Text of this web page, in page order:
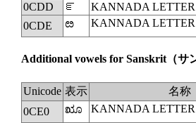
0CDD
ೝ KANNADA
0CDE
ೞ KANNADA LETTER
Additional vowels for Sanskrit（サ
Unicode 表示
名称
0CE0
ೠ KANNADA